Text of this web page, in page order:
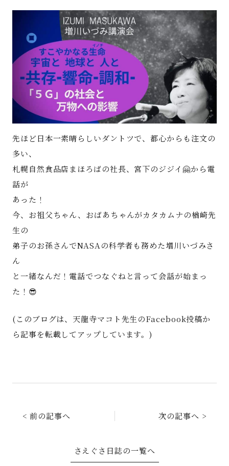
Godo AIAとは
お知らせ
特定商取引法に基づく表記
先ほど日本一素晴らしいダントツで、都心からも注文の
多い、
札幌自然食品店まほろばの社長、宮下のジジイ🤗から電
話が
あった！
今、お祖父ちゃん、おばあちゃんがカタカムナの楢崎先
生の
弟子のお孫さんでNASAの科学者も務めた増川いづみさ
ん
と一緒なんだ！電話でつなぐねと言って会話が始まっ
た！😎
(このブログは、天龍寺マコト先生のFacebook投稿か
ら記事を転載してアップしています。)
< 前の記事へ 次の記事へ >
さえぐさ日誌の一覧へ